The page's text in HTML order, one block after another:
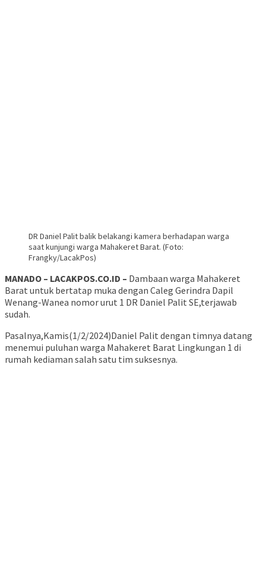
DR Daniel Palit balik belakangi kamera berhadapan warga
saat kunjungi warga Mahakeret Barat. (Foto:
Frangky/LacakPos)
MANADO – LACAKPOS.CO.ID – Dambaan warga Mahakeret
Barat untuk bertatap muka dengan Caleg Gerindra Dapil
Wenang-Wanea nomor urut 1 DR Daniel Palit SE,terjawab
sudah.
Pasalnya,Kamis(1/2/2024)Daniel Palit dengan timnya datang
menemui puluhan warga Mahakeret Barat Lingkungan 1 di
rumah kediaman salah satu tim suksesnya.